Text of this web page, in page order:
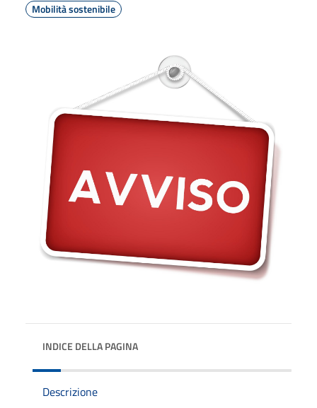
Mobilità sostenibile
INDICE DELLA PAGINA
Descrizione